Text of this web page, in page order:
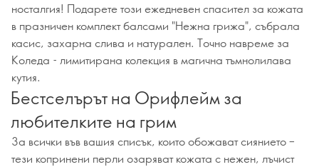
носталгия! Подарете този ежедневен спасител за кожата
в празничен комплект балсами "Нежна грижа", събрала
касис, захарна слива и натурален. Точно навреме за
Коледа - лимитирана колекция в магична тъмнолилава
кутия.
Бестселърът на Орифлейм за
любителките на грим
За всички във вашия списък, които обожават сиянието –
тези копринени перли озаряват кожата с нежен, лъчист